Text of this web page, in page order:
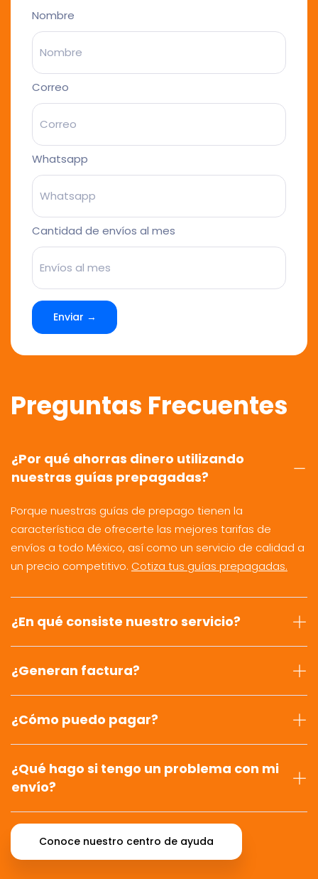
Nombre
Correo
Whatsapp
Cantidad de envíos al mes
Enviar →
Preguntas Frecuentes
¿Por qué ahorras dinero utilizando
nuestras guías prepagadas?
Porque nuestras guías de prepago tienen la
característica de ofrecerte las mejores tarifas de
envíos a todo México, así como un servicio de calidad a
un precio competitivo. Cotiza tus guías prepagadas.
¿En qué consiste nuestro servicio?
¿Generan factura?
¿Cómo puedo pagar?
¿Qué hago si tengo un problema con mi
envío?
Conoce nuestro centro de ayuda